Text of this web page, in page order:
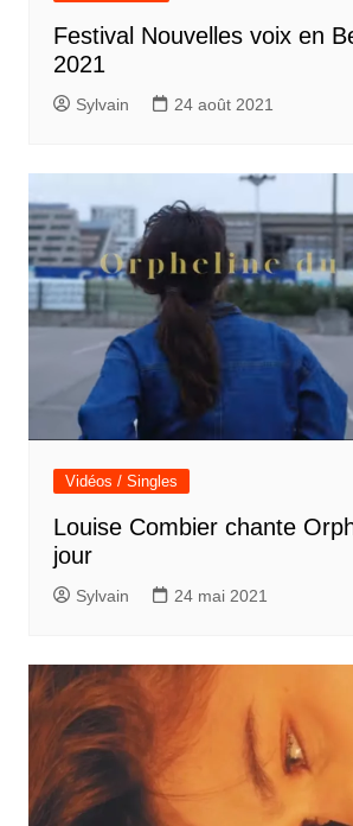
Festival Nouvelles voix en
2021
Sylvain 24 août 2021
Vidéos / Singles
Louise Combier chante
jour
Sylvain 24 mai 2021